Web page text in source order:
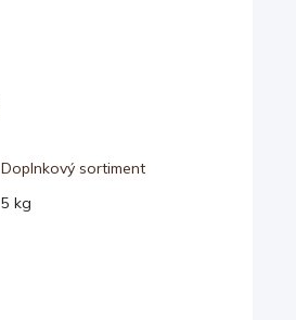
Doplnkový sortiment
5 kg